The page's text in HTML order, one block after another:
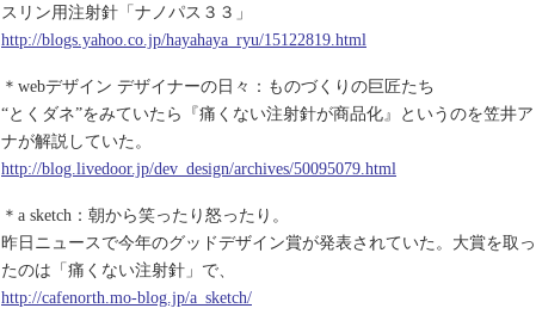
スリン用注射針「ナノパス３３」
http://blogs.yahoo.co.jp/hayahaya_ryu/15122819.html
＊webデザイン デザイナーの日々：ものづくりの巨匠たち
“とくダネ”をみていたら『痛くない注射針が商品化』というのを笠井ア
ナが解説していた。
http://blog.livedoor.jp/dev_design/archives/50095079.html
＊a sketch：朝から笑ったり怒ったり。
昨日ニュースで今年のグッドデザイン賞が発表されていた。大賞を取っ
たのは「痛くない注射針」で、
http://cafenorth.mo-blog.jp/a_sketch/